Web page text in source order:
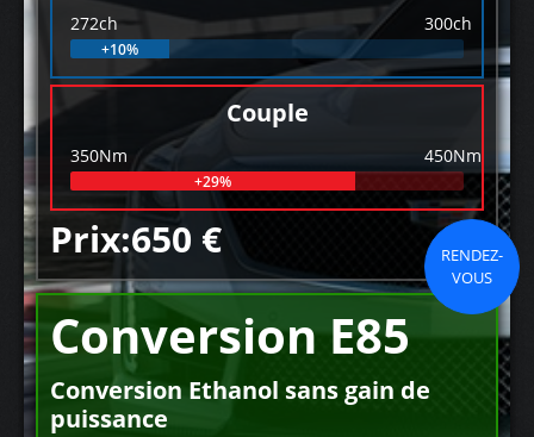
272ch 300ch
+10%
Couple
350Nm 450Nm
+29%
Prix:650 €
RENDEZ-
VOUS
Conversion E85
Conversion Ethanol sans gain de
puissance